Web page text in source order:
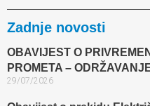
Zadnje novosti
OBAVIJEST O
PROMETA –
29/07/2026